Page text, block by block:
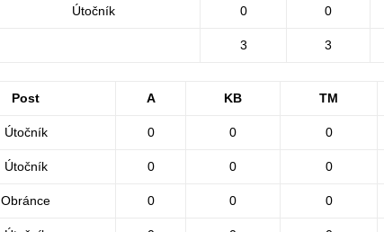
Útočník 0 0
3 3
Post A KB TM
Útočník 0 0 0
Útočník 0 0 0
Obránce 0 0 0